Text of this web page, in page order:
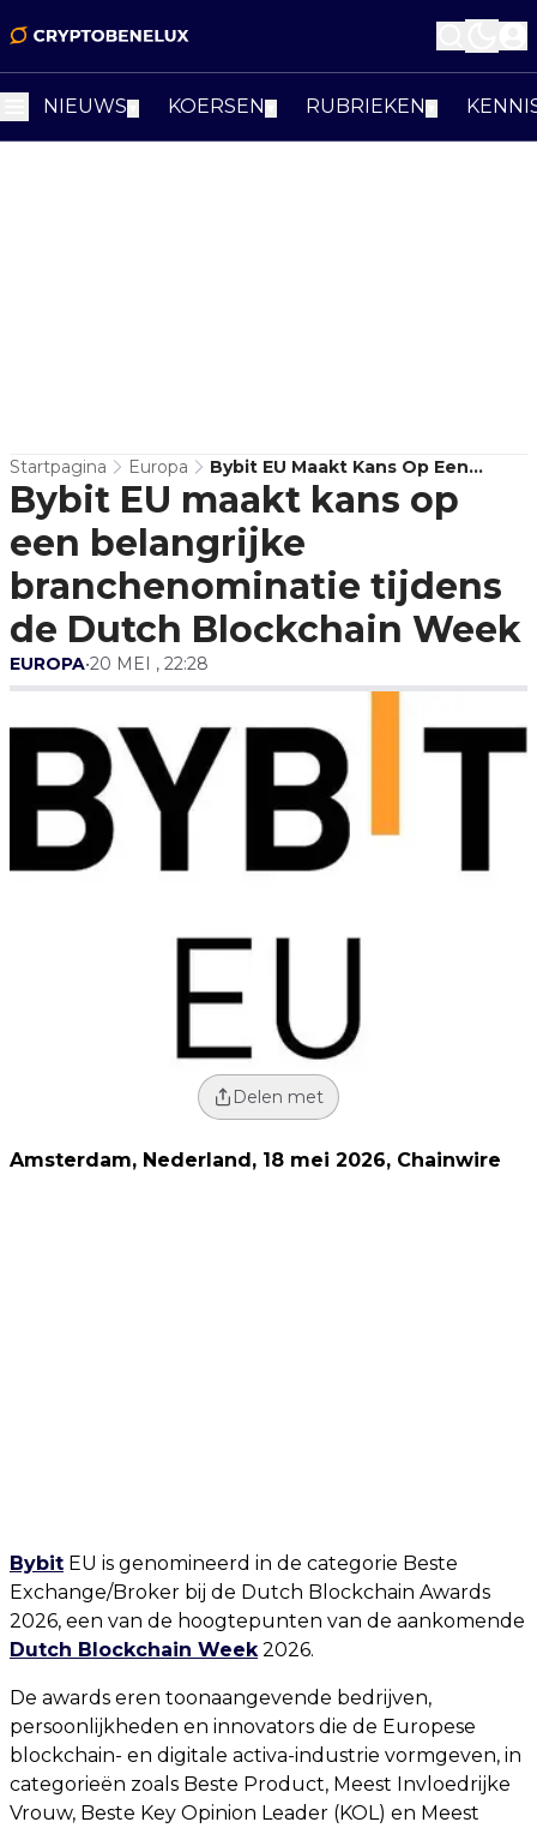
NIEUWS KOERSEN RUBRIEKEN
Startpagina Europa
Bybit EU Maakt Kans Op Een
Belangrijke Branchenominatie
Tijdens De Dutch Blockchain
Week
Bybit EU maakt kans op
een belangrijke
branchenominatie tijdens
de Dutch Blockchain Week
EUROPA•20 MEI , 22:28
Delen met
Amsterdam, Nederland, 18 mei 2026, Chainwire
Bybit EU is genomineerd in de categorie Beste
Exchange/Broker bij de Dutch Blockchain Awards
2026, een van de hoogtepunten van de aankomende
Dutch Blockchain Week 2026.
De awards eren toonaangevende bedrijven,
persoonlijkheden en innovators die de Europese
blockchain- en digitale activa-industrie vormgeven, in
categorieën zoals Beste Product, Meest Invloedrijke
Vrouw, Beste Key Opinion Leader (KOL) en Meest